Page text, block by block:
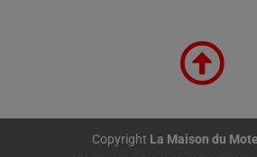
Copyright La Maison du